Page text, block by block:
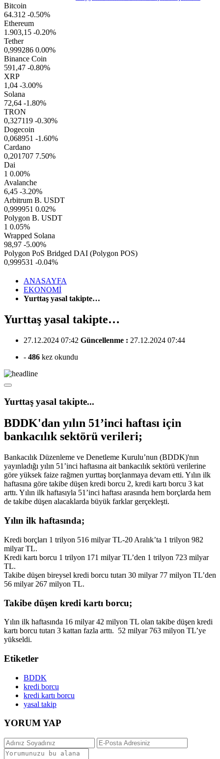
Bitcoin
64.312 -0.50%
Ethereum
1.903,15 -0.20%
Tether
0,999286 0.00%
Binance Coin
591,47 -0.80%
XRP
1,04 -3.00%
Solana
72,64 -1.80%
TRON
0,327119 -0.30%
Dogecoin
0,068951 -1.60%
Cardano
0,201707 7.50%
Dai
1 0.00%
Avalanche
6,45 -3.20%
Arbitrum B. USDT
0,999951 0.02%
Polygon B. USDT
1 0.05%
Wrapped Solana
98,97 -5.00%
Polygon PoS Bridged DAI (Polygon POS)
0,999531 -0.04%
ANASAYFA
EKONOMİ
Yurttaş yasal takipte…
Yurttaş yasal takipte…
27.12.2024 07:42 Güncellenme : 27.12.2024 07:44
- 486 kez okundu
Yurttaş yasal takipte...
BDDK'dan yılın 51’inci haftası için
bankacılık sektörü verileri;
Bankacılık Düzenleme ve Denetleme Kurulu’nun (BDDK)'nın
yayınladığı yılın 51’inci haftasına ait bankacılık sektörü verilerine
göre yüksek faize rağmen yurttaş borçlanmaya devam etti. Yılın ilk
haftasına göre takibe düşen kredi borcu 2, kredi kartı borcu 3 kat
arttı. Yılın ilk haftasıyla 51’inci haftası arasında hem borçlarda hem
de takibe düşen alacaklarda büyük farklar gerçekleşti.
Yılın ilk haftasında;
Kredi borçları 1 trilyon 516 milyar TL-20 Aralık’ta 1 trilyon 982
milyar TL.
Kredi kartı borcu 1 trilyon 171 milyar TL’den 1 trilyon 723 milyar
TL.
Takibe düşen bireysel kredi borcu tutarı 30 milyar 77 milyon TL’den
56 milyar 267 milyon TL.
Takibe düşen kredi kartı borcu;
Yılın ilk haftasında 16 milyar 42 milyon TL olan takibe düşen kredi
kartı borcu tutarı 3 kattan fazla arttı. 52 milyar 763 milyon TL’ye
yükseldi.
Etiketler
BDDK
kredi borcu
kredi kartı borcu
yasal takip
YORUM YAP